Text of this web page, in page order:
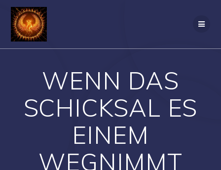
WENN DAS
SCHICKSAL ES
EINEM
WEGNIMMT